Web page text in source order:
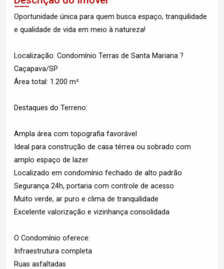
Oportunidade única para quem busca espaço, tranquilidade
e qualidade de vida em meio à natureza!
Localização: Condomínio Terras de Santa Mariana ?
Caçapava/SP
Área total: 1.200 m²
Destaques do Terreno:
Ampla área com topografia favorável
Ideal para construção de casa térrea ou sobrado com
amplo espaço de lazer
Localizado em condomínio fechado de alto padrão
Segurança 24h, portaria com controle de acesso
Muito verde, ar puro e clima de tranquilidade
Excelente valorização e vizinhança consolidada
O Condomínio oferece:
Infraestrutura completa
Ruas asfaltadas